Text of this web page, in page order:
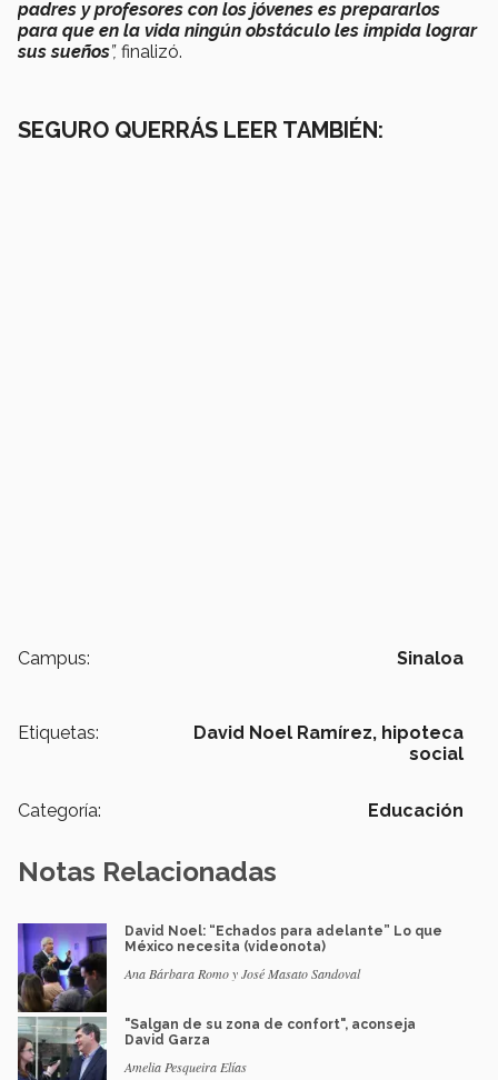
padres y profesores con los jóvenes es prepararlos
para que en la vida ningún obstáculo les impida lograr
sus sueños”, finalizó.
SEGURO QUERRÁS LEER TAMBIÉN:
Campus: Sinaloa
Etiquetas: David Noel Ramírez, hipoteca
social
Categoría: Educación
Notas Relacionadas
David Noel: “Echados para adelante” Lo que
México necesita (videonota)
Ana Bárbara Romo y José Masato Sandoval
"Salgan de su zona de confort", aconseja
David Garza
Amelia Pesqueira Elías